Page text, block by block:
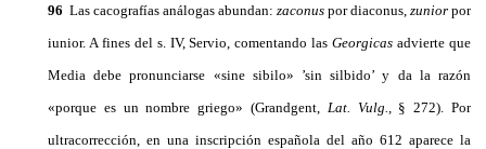
96 Las cacografías análogas abundan: zaconus por diaconus, zunior por
iunior. A fines del s. IV, Servio, co­mentando lasGeorgicasadvierte que
Media debe pronunciarse «sine sibilo» ’sin silbido’ y da la razón
«porque es un nom­bre griego» (Grandgent, Lat. Vulg., § 272). Por
ultracorrección, en una inscripción española del año 612 aparece la